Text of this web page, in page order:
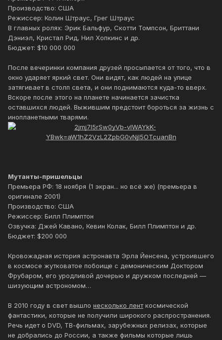
Производство: США
Режиссер: Колин Штраус, Грег Штраус
В главных ролях: Эрик Бальфур, Скотти Томпсон, Бриттани
Дэниэл, Кристал Рид, Нил Хопкинс и др.
Бюджет: $10 000 000
После вечеринки компания друзей просыпается от того, что в
окно ударяет яркий свет. Они видят, как людей на улице
затягивает в столп света, и они поднимаются куда-то вверх.
Вскоре после этого на планете начинается зачистка
оставшихся людей. Выжившим предстоит бороться за жизнь с
инопланетными тварями.
Мутанты-пришельцы
Премьера РФ: 18 ноября (1 экран... но всё же) (премьера в
оригинале 2001)
Производство: США
Режиссер: Билл Плимптон
Озвучка: Джей Кавано, Кевин Колак, Билл Плимптон и др.
Бюджет: $200 000
Кровожадная история астронавта Эрла Йенсена, устроившего
в космосе жутковатое побоище с демоническим Доктором
Фрубаром, его уродливой дочерью и дружком последней —
шизующим астрономом…
В 2010 году в свет вышло несколько ленткосмической
фантастики, которые не получили широкого распространения.
Речь идет о DVD, ТВ-фильмах, зарубежных релизах, которые
не добрались до России, а также фильмы которые лишь